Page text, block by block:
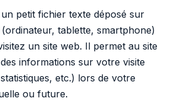
petit fichier texte déposé sur
tablette, smartphone)
un site web. Il permet au site
informations sur votre visite
etc.) lors de votre
ou future.